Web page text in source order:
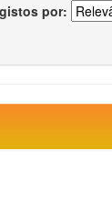
por: